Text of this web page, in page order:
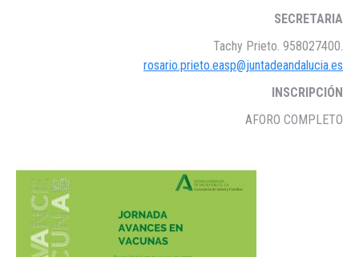
SECRETARIA
Tachy Prieto. 958027400.
rosario.prieto.easp@juntadeandalucia.es
INSCRIPCIÓN
AFORO COMPLETO